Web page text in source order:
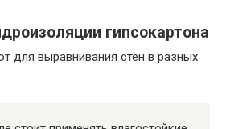
гипсокартона
для выравнивания стен в разных